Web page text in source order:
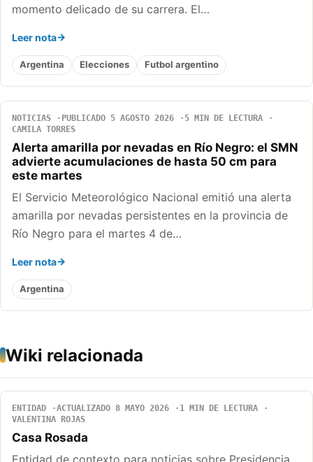
momento delicado de su carrera. El…
Leer nota
Argentina Elecciones Futbol argentino
NOTICIAS PUBLICADO 5 AGOSTO 2026
5 MIN DE LECTURA
CAMILA TORRES
Alerta amarilla por nevadas en Río Negro: el SMN
advierte acumulaciones de hasta 50 cm para
este martes
El Servicio Meteorológico Nacional emitió una alerta
amarilla por nevadas persistentes en la provincia de
Río Negro para el martes 4 de…
Leer nota
Argentina
Wiki relacionada
ENTIDAD ACTUALIZADO 8 MAYO 2026
1 MIN DE LECTURA
VALENTINA ROJAS
Casa Rosada
Entidad de contexto para noticias sobre Presidencia,